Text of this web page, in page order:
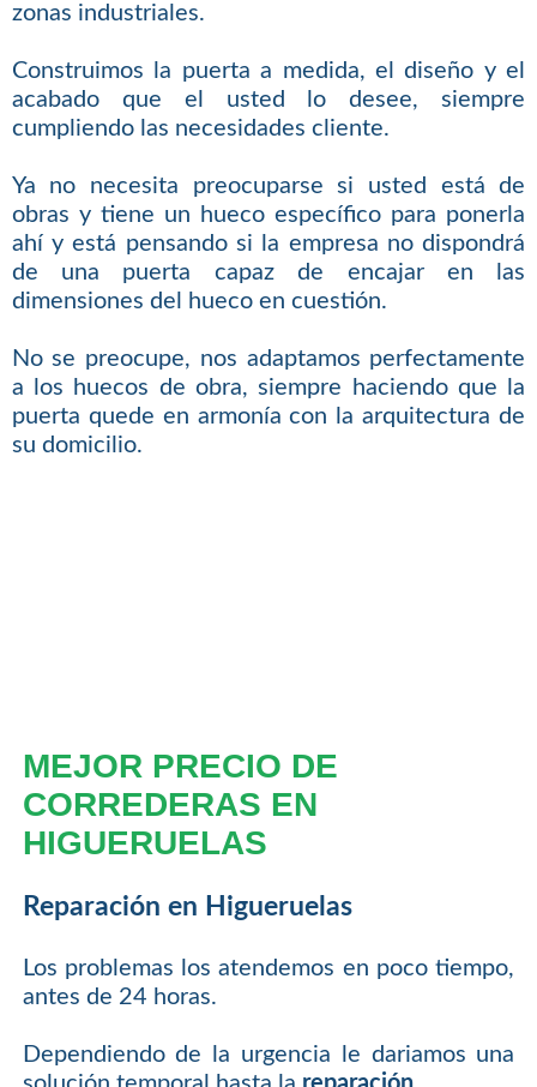
zonas industriales.
Construimos la puerta a medida, el diseño y el
acabado que el usted lo desee, siempre
cumpliendo las necesidades cliente.
Ya no necesita preocuparse si usted está de
obras y tiene un hueco específico para ponerla
ahí y está pensando si la empresa no dispondrá
de una puerta capaz de encajar en las
dimensiones del hueco en cuestión.
No se preocupe, nos adaptamos perfectamente
a los huecos de obra, siempre haciendo que la
puerta quede en armonía con la arquitectura de
su domicilio.
MEJOR PRECIO DE
CORREDERAS EN
HIGUERUELAS
Reparación en Higueruelas
Los problemas los atendemos en poco tiempo,
antes de 24 horas.
Dependiendo de la urgencia le dariamos una